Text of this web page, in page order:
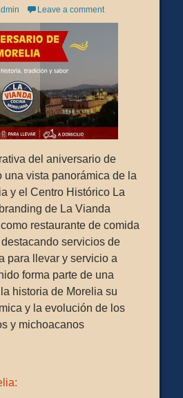
Leave a comment
del aniversario de
una vista panorámica de la
y el Centro Histórico La
de La Vianda
restaurante de comida
servicios de
para llevar y servicio a
forma parte de una
historia de Morelia su
y la evolución de los
y michoacanos